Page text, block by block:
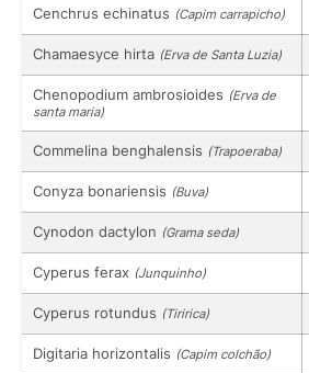
Cenchrus echinatus (Capim carrapicho)
Chamaesyce hirta (Erva de Santa Luzia)
Chenopodium ambrosioides (Erva de
santa maria)
Commelina benghalensis (Trapoeraba)
Conyza bonariensis (Buva)
Cynodon dactylon (Grama seda)
Cyperus ferax (Junquinho)
Cyperus rotundus (Tiririca)
Digitaria horizontalis (Capim colchão)